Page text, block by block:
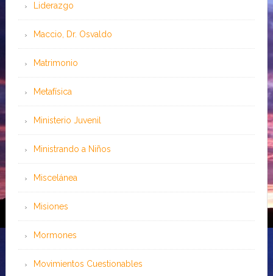
Liderazgo
Maccio, Dr. Osvaldo
Matrimonio
Metafísica
Ministerio Juvenil
Ministrando a Niños
Miscelánea
Misiones
Mormones
Movimientos Cuestionables